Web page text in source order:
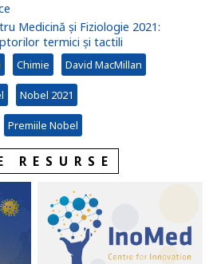
Medicină și Fiziologie 2021:
termici și tactili
Chimie David MacMillan
Nobel 2021
Premiile Nobel
RESURSE